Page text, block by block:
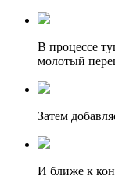
В процессе
молотый
Затем
И ближе к